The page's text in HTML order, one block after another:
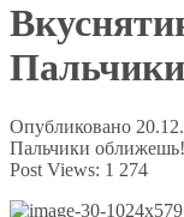
Опубликовано
Пальчики оближешь!
Post Views: 1 274